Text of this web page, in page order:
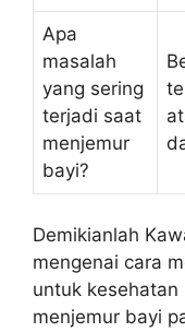
Apa
masalah
yang sering
terjadi saat
menjemur
bayi?
Demikianlah
mengenai cara
untuk kesehatan
menjemur bayi